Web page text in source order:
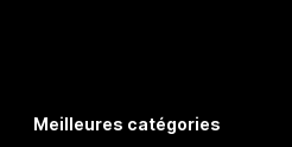
Meilleures catégories